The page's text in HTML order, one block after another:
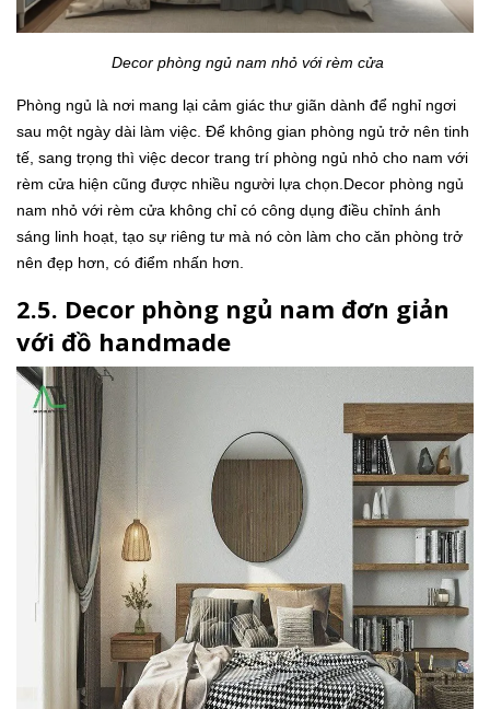
Decor phòng ngủ nam nhỏ với rèm cửa
Phòng ngủ là nơi mang lại cảm giác thư giãn dành để nghỉ ngơi
sau một ngày dài làm việc. Để không gian phòng ngủ trở nên tinh
tế, sang trọng thì việc decor trang trí phòng ngủ nhỏ cho nam với
rèm cửa hiện cũng được nhiều người lựa chọn.Decor phòng ngủ
nam nhỏ với rèm cửa không chỉ có công dụng điều chỉnh ánh
sáng linh hoạt, tạo sự riêng tư mà nó còn làm cho căn phòng trở
nên đẹp hơn, có điểm nhấn hơn.
2.5. Decor phòng ngủ nam đơn giản
với đồ handmade